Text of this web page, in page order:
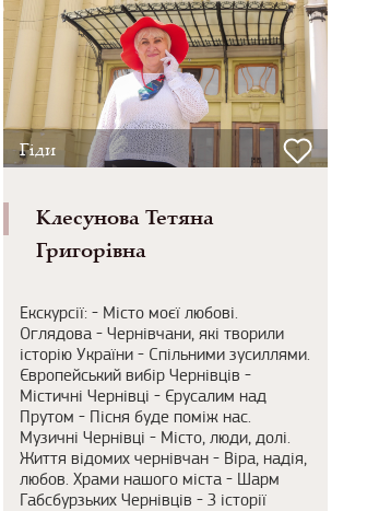
Гіди
Клесунова Тетяна
Григорівна
Екскурсії: - Місто моєї любові.
Оглядова - Чернівчани, які творили
історію України - Спільними зусиллями.
Європейський вибір Чернівців -
Містичні Чернівці - Єрусалим над
Прутом - Пісня буде поміж нас.
Музичні Чернівці - Місто, люди, долі.
Життя відомих чернівчан - Віра, надія,
любов. Храми нашого міста - Шарм
Габсбурзьких Чернівців - З історії